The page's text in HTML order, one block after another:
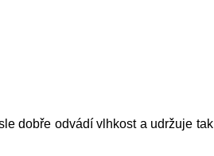
dobře odvádí vlhkost a udržuje